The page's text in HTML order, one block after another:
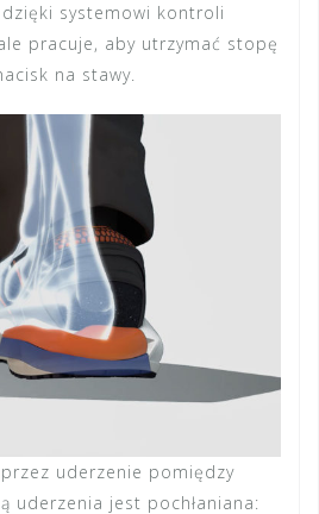
systemowi kontroli
pracuje, aby utrzymać stopę
na stawy.
uderzenie pomiędzy
uderzenia jest pochłaniana: